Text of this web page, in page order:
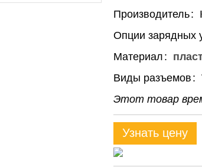
Производитель
Опции зарядных
Материал
Виды разъемов
Этот товар
Узнать цену